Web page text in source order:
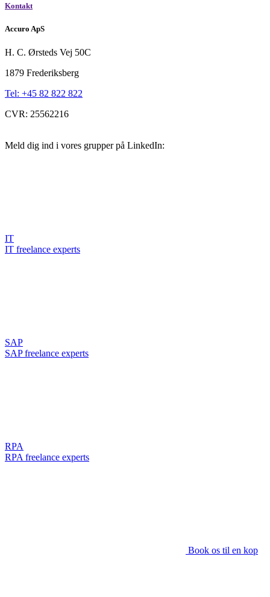
Kontakt
Accuro ApS
H. C. Ørsteds Vej 50C
1879 Frederiksberg
Tel: +45 82 822 822
CVR: 25562216
Meld dig ind i vores grupper på LinkedIn:
IT
IT freelance experts
SAP
SAP freelance experts
RPA
RPA freelance experts
Book os til en kop